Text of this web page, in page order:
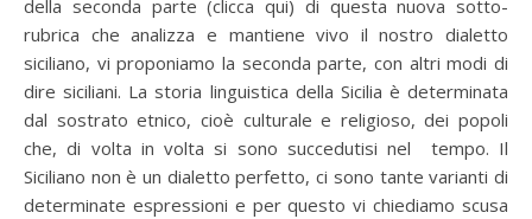
della seconda parte (clicca qui) di questa nuova sotto-
rubrica che analizza e mantiene vivo il nostro dialetto
siciliano, vi proponiamo la seconda parte, con altri modi di
dire siciliani. La storia linguistica della Sicilia è determinata
dal sostrato etnico, cioè culturale e religioso, dei popoli
che, di volta in volta si sono succedutisi nel tempo. Il
Siciliano non è un dialetto perfetto, ci sono tante varianti di
determinate espressioni e per questo vi chiediamo scusa